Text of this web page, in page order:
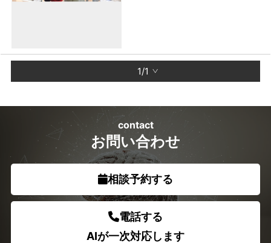
1/1
お問い合わせ
contact
相談予約する
電話する
AIが一次対応します